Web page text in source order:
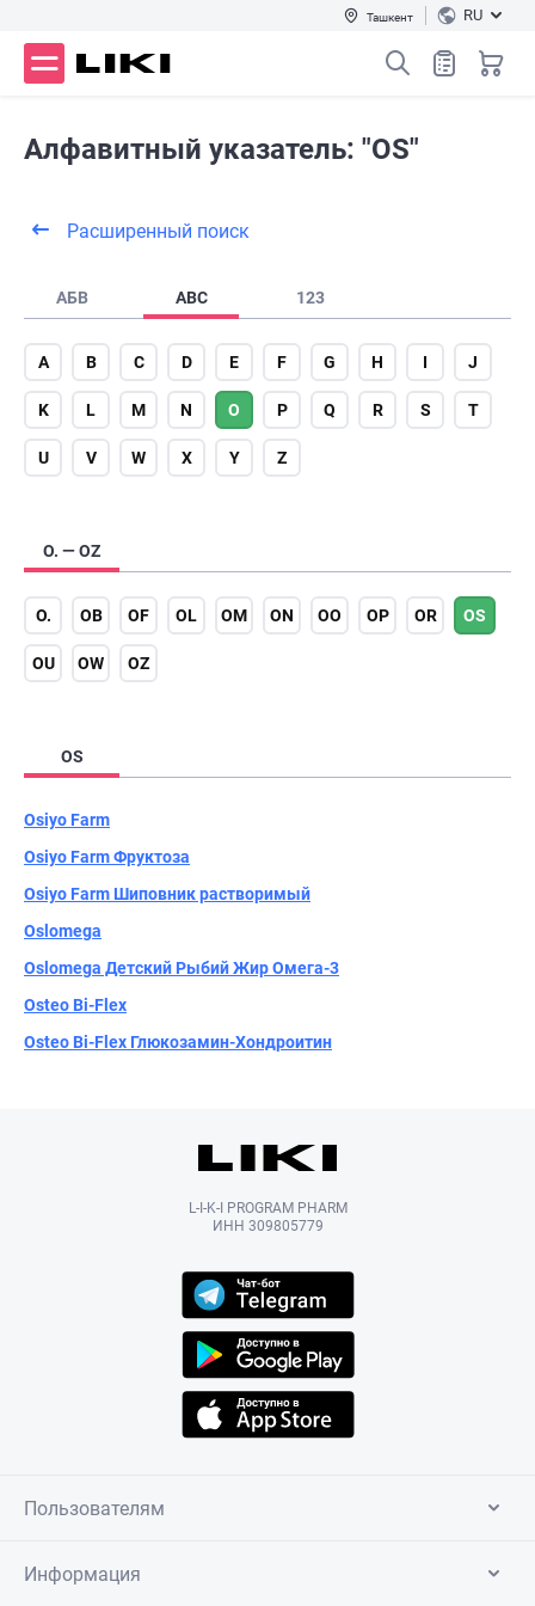
Ташкент RU
Алфавитный указатель: "OS"
Расширенный поиск
АБВ ABC 123
A B C D E F G H I J
K L M N O P Q R S T
U V W X Y Z
O. — OZ
O. OB OF OL OM ON OO OP OR OS
OU OW OZ
OS
Osiyo Farm
Osiyo Farm Фруктоза
Osiyo Farm Шиповник растворимый
Oslomega
Oslomega Детский Рыбий Жир Омега-3
Osteo Bi-Flex
Osteo Bi-Flex Глюкозамин-Хондроитин
L-I-K-I PROGRAM PHARM
ИНН 309805779
Пользователям
Информация